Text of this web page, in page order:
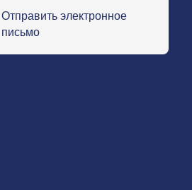
Отправить электронное
письмо